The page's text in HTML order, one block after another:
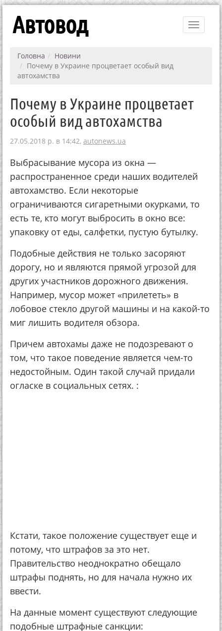
Toggle
Автовод
Головна
Новини
Почему в Украине процветает особый вид
автохамства
Почему в Украине процветает
особый вид автохамства
27.05.2018 р. в 14:42, autonews.ua
Выбрасывание мусора из окна —
распространенное среди наших водителей
автохамство. Если некоторые
ограничиваются сигаретными окурками, то
есть те, кто могут выбросить в окно все:
упаковку от еды, салфетки, пустую бутылку.
Подобные действия не только засоряют
дорогу, но и являются прямой угрозой для
других участников дорожного движения.
Например, мусор может «прилететь» в
лобовое стекло другой машины и на какой-то
миг лишить водителя обзора.
Причем автохамы даже не подозревают о
том, что такое поведение является чем-то
недостойным. Один такой случай придали
огласке в социальных сетях. :
Кстати, такое положение существует еще и
потому, что штрафов за это нет.
Правительство неоднократно обещало
штрафы поднять, но для начала нужно их
ввести.
На данные момент существуют следующие
подобные штрафные санкции: